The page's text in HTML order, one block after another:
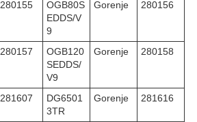
280155
OGB80S
EDDS/V
9
Gorenje 280156
280157
OGB120
SEDDS/
V9
Gorenje 280158
281607
DG6501
3TR
Gorenje 281616